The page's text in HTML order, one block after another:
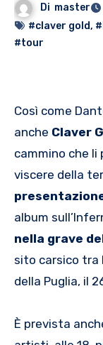
Di master
#claver gold,
#tour
Così come Dante fece con la Divina Commedia,
anche Claver
cammino che li
viscere della
album
nella grave
sito carsico
della Puglia, il
È prevista